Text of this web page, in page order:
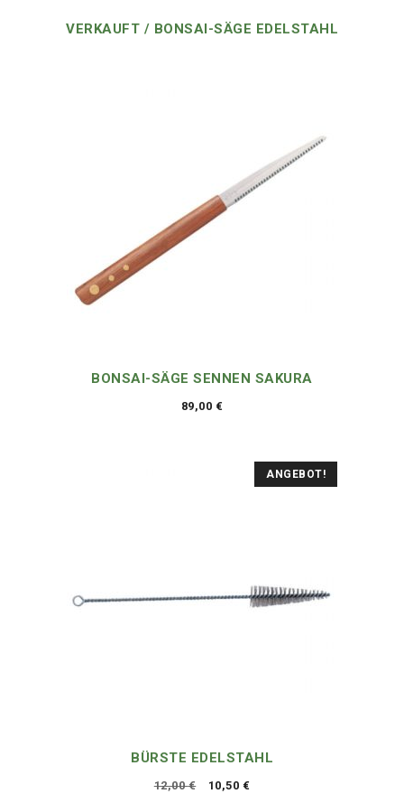
VERKAUFT / BONSAI-SÄGE EDELSTAHL
BONSAI-SÄGE SENNEN SAKURA
89,00 €
ANGEBOT!
BÜRSTE EDELSTAHL
12,00€
Ursprünglicher
10,50 €